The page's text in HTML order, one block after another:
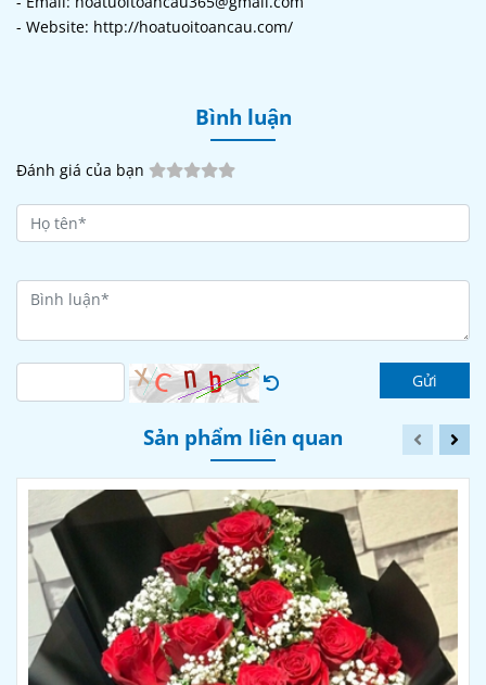
- Website: http://hoatuoitoancau.com/
Bình luận
Đánh giá của bạn
Gửi
Sản phẩm liên quan